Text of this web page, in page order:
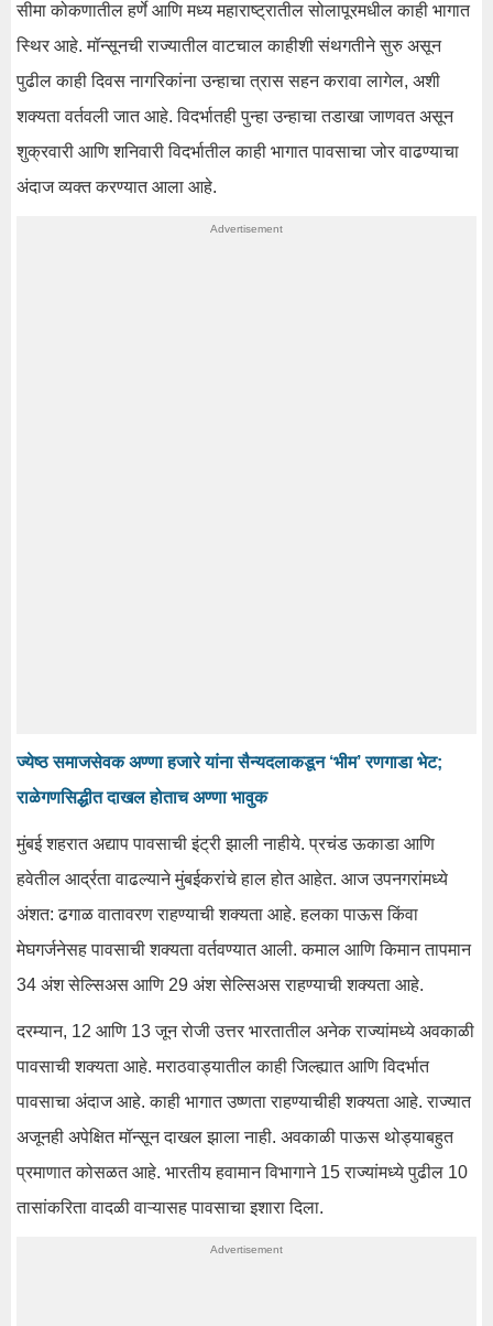
सीमा कोकणातील हर्णे आणि मध्य महाराष्ट्रातील सोलापूरमधील काही भागात
स्थिर आहे. मॉन्सूनची राज्यातील वाटचाल काहीशी संथगतीने सुरु असून
पुढील काही दिवस नागरिकांना उन्हाचा त्रास सहन करावा लागेल, अशी
शक्यता वर्तवली जात आहे. विदर्भातही पुन्हा उन्हाचा तडाखा जाणवत असून
शुक्रवारी आणि शनिवारी विदर्भातील काही भागात पावसाचा जोर वाढण्याचा
अंदाज व्यक्त करण्यात आला आहे.
ज्येष्ठ समाजसेवक अण्णा हजारे यांना सैन्यदलाकडून ‘भीम’ रणगाडा भेट;
राळेगणसिद्धीत दाखल होताच अण्णा भावुक
मुंबई शहरात अद्याप पावसाची इंट्री झाली नाहीये. प्रचंड ऊकाडा आणि
हवेतील आर्द्रता वाढल्याने मुंबईकरांचे हाल होत आहेत. आज उपनगरांमध्ये
अंशत: ढगाळ वातावरण राहण्याची शक्यता आहे. हलका पाऊस किंवा
मेघगर्जनेसह पावसाची शक्यता वर्तवण्यात आली. कमाल आणि किमान तापमान
34 अंश सेल्सिअस आणि 29 अंश सेल्सिअस राहण्याची शक्यता आहे.
दरम्यान, 12 आणि 13 जून रोजी उत्तर भारतातील अनेक राज्यांमध्ये अवकाळी
पावसाची शक्यता आहे. मराठवाड्यातील काही जिल्ह्यात आणि विदर्भात
पावसाचा अंदाज आहे. काही भागात उष्णता राहण्याचीही शक्यता आहे. राज्यात
अजूनही अपेक्षित मॉन्सून दाखल झाला नाही. अवकाळी पाऊस थोड्याबहुत
प्रमाणात कोसळत आहे. भारतीय हवामान विभागाने 15 राज्यांमध्ये पुढील 10
तासांकरिता वादळी वाऱ्यासह पावसाचा इशारा दिला.